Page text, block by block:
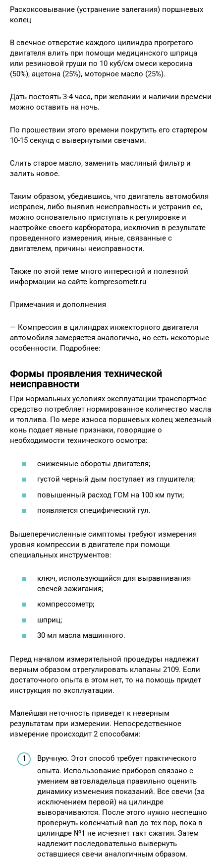
Раскоксовывание (устранение залегания) поршневых
колец
В свечное отверстие каждого цилиндра прогретого
двигателя влить при помощи медицинского шприца
или резиновой груши по 10 куб/см смеси керосина
(50%), ацетона (25%), моторное масло (25%).
Дать постоять 3-4 часа, при желании и наличии времени
можно оставить на ночь.
По прошествии этого времени покрутить его стартером
10-15 секунд с вывернутыми свечами.
Слить старое масло, заменить масляный фильтр и
залить новое.
Таким образом, убедившись, что двигатель автомобиля
исправен, либо выявив неисправность и устранив ее,
можно основательно приступать к регулировке и
настройке своего карбюратора, исключив в результате
проведенного измерения, иные, связанные с
двигателем, причины неисправности.
Также по этой теме много интересной и полезной
информации на сайте kompresometr.ru
Примечания и дополнения
— Компрессия в цилиндрах инжекторного двигателя
автомобиля замеряется аналогично, но есть некоторые
особенности. Подробнее:
Формы проявления технической
неисправности
При нормальных условиях эксплуатации транспортное
средство потребляет нормированное количество масла
и топлива. По мере износа поршневых колец железный
конь подает явные признаки, говорящие о
необходимости технического осмотра:
сниженные обороты двигателя;
густой черный дым поступает из глушителя;
повышенный расход ГСМ на 100 км пути;
появляется специфический гул.
Вышеперечисленные симптомы требуют измерения
уровня компрессии в двигателе при помощи
специальных инструментов:
ключ, использующийся для выравнивания
свечей зажигания;
компрессометр;
шприц;
30 мл масла машинного.
Перед началом измерительной процедуры надлежит
верным образом отрегулировать клапаны 2109. Если
достаточного опыта в этом нет, то на помощь придет
инструкция по эксплуатации.
Малейшая неточность приведет к неверным
результатам при измерении. Непосредственное
измерение происходит 2 способами:
Вручную. Этот способ требует практического
опыта. Использование приборов связано с
умением автовладельца правильно оценить
динамику изменения показаний. Все свечи (за
исключением первой) на цилиндре
выворачиваются. После этого нужно неспешно
провернуть коленчатый вал до тех пор, пока в
цилиндре №1 не исчезнет такт сжатия. Затем
надлежит последовательно вывернуть
оставшиеся свечи аналогичным образом.